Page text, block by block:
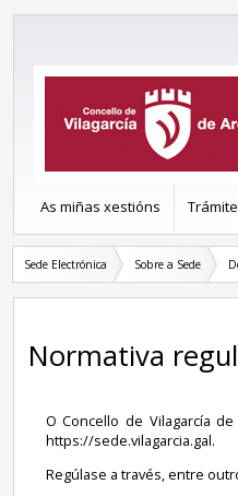
As miñas xestións
Sede Electrónica Sobre a Sede
Normativa
O Concello de Vilagarcía
https://sede.vilagarcia.gal.
Regúlase a través, entre